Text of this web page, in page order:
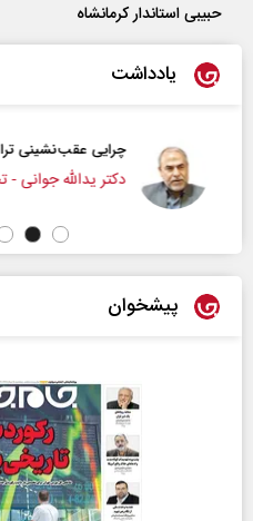
حبیبی استاندار کرمانشاه
یادداشت
چرایی عقب‌نشینی
دکتر یدالله جوانی -
پیشخوان